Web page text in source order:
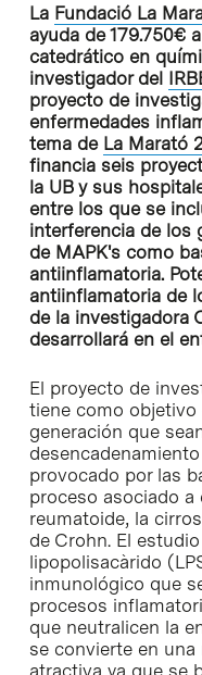
La Fundació La
ayuda de 179.750€
catedrático en
investigador del
proyecto de
enfermedades
tema de La Marató
financia seis
la UB y sus
entre los que se
interferencia de los
de MAPK's como
antiinflamatoria.
antiinflamatoria de
de la investigadora
desarrollará en el
El proyecto de
tiene como objetivo
generación que
provocado por las
proceso asociado
reumatoide, la
de Crohn. El
lipopolisacàrido
inmunológico que
procesos
que neutralicen la
se convierte en
atractiva ya que se